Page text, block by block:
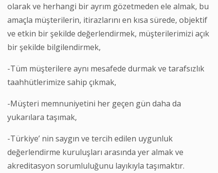
olarak ve herhangi bir ayrım gözetmeden ele almak, bu
amaçla müşterilerin, itirazlarını en kısa sürede, objektif
ve etkin bir şekilde değerlendirmek, müşterilerimizi açık
bir şekilde bilgilendirmek,
-Tüm müşterilere aynı mesafede durmak ve tarafsızlık
taahhütlerimize sahip çıkmak,
-Müşteri memnuniyetini her geçen gün daha da
yukarılara taşımak,
-Türkiye’ nin saygın ve tercih edilen uygunluk
değerlendirme kuruluşları arasında yer almak ve
akreditasyon sorumluluğunu layıkıyla taşımaktır.